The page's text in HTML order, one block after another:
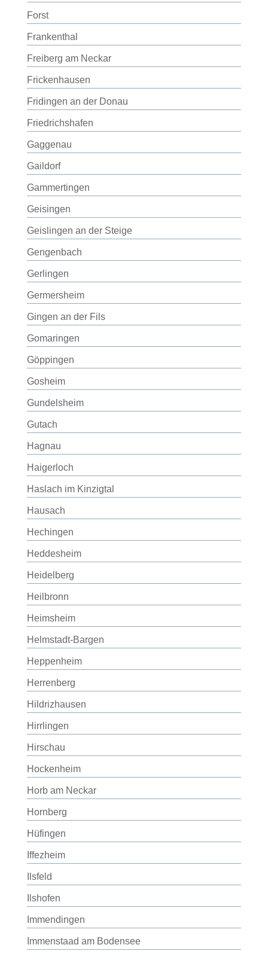
Forst
Frankenthal
Freiberg am Neckar
Frickenhausen
Fridingen an der Donau
Friedrichshafen
Gaggenau
Gaildorf
Gammertingen
Geisingen
Geislingen an der Steige
Gengenbach
Gerlingen
Germersheim
Gingen an der Fils
Gomaringen
Göppingen
Gosheim
Gundelsheim
Gutach
Hagnau
Haigerloch
Haslach im Kinzigtal
Hausach
Hechingen
Heddesheim
Heidelberg
Heilbronn
Heimsheim
Helmstadt-Bargen
Heppenheim
Herrenberg
Hildrizhausen
Hirrlingen
Hirschau
Hockenheim
Horb am Neckar
Hornberg
Hüfingen
Iffezheim
Ilsfeld
Ilshofen
Immendingen
Immenstaad am Bodensee